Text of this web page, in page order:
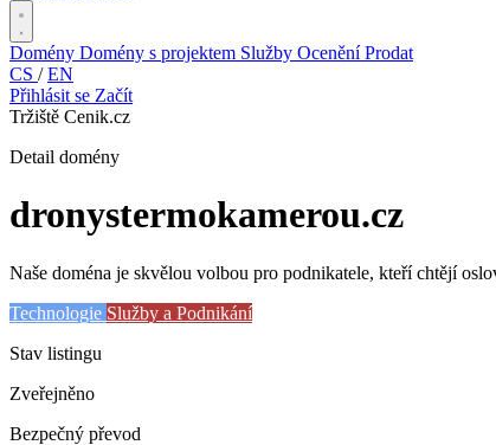
Domény Domény s projektem Služby OceněníProdat
CS / EN
Přihlásit se Začít
Tržiště Cenik.cz
Detail domény
dronystermokamerou.cz
Naše doména je skvělou volbou pro podnikatele, kteří chtějí
Technologie Služby a Podnikání
Stav listingu
Zveřejněno
Bezpečný převod